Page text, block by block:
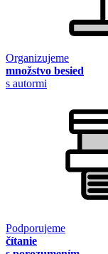
Organizujeme
množstvo besied
s autormi
Podporujeme
čítanie